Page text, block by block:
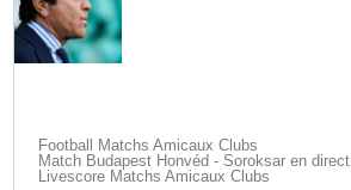
Football Matchs Amicaux Clubs
Match Budapest Honvéd - Soroksar en
Livescore Matchs Amicaux Clubs